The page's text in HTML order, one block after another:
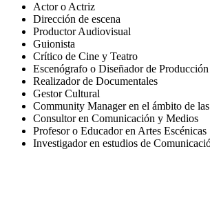
Actor o Actriz
Dirección de escena
Productor Audiovisual
Guionista
Crítico de Cine y Teatro
Escenógrafo o Diseñador de Producción
Realizador de Documentales
Gestor Cultural
Community Manager en el ámbito de las
Consultor en Comunicación y Medios
Profesor o Educador en Artes Escénicas
Investigador en estudios de